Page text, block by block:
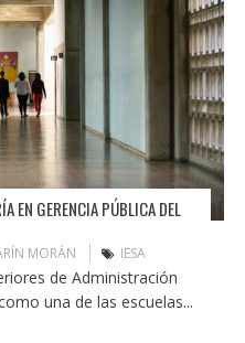
EN GERENCIA PÚBLICA DEL
MORÁN IESA
de Administración
una de las escuelas...